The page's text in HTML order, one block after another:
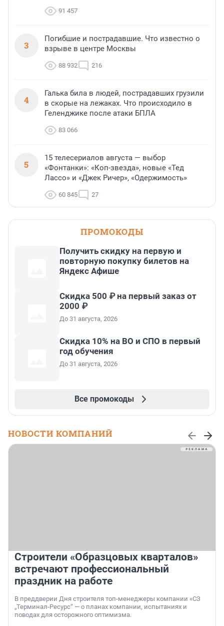
91 457
3
Погибшие и пострадавшие. Что известно о
взрыве в центре Москвы
88 932 216
4
Галька била в людей, пострадавших грузили
в скорые на лежаках. Что происходило в
Геленджике после атаки БПЛА
83 066
5
15 телесериалов августа — выбор
«Фонтанки»: «Коп-звезда», новые «Тед
Лассо» и «Джек Ричер», «Одержимость»
60 845 27
ПРОМОКОДЫ
Получить скидку на первую и
повторную покупку билетов на
Яндекс Афише
Скидка 500 ₽ на первый заказ от
2000 ₽
До 31 августа, 2026
Скидка 10% на ВО и СПО в первый
год обучения
До 31 августа, 2026
Все промокоды
НОВОСТИ КОМПАНИЙ
Строители «Образцовых кварталов»
встречают профессиональный
праздник на работе
В преддверии Дня строителя топ-менеджеры компании «СЗ
„Терминал-Ресурс“ — о планах компании, испытаниях и
поводах для осторожного оптимизма.